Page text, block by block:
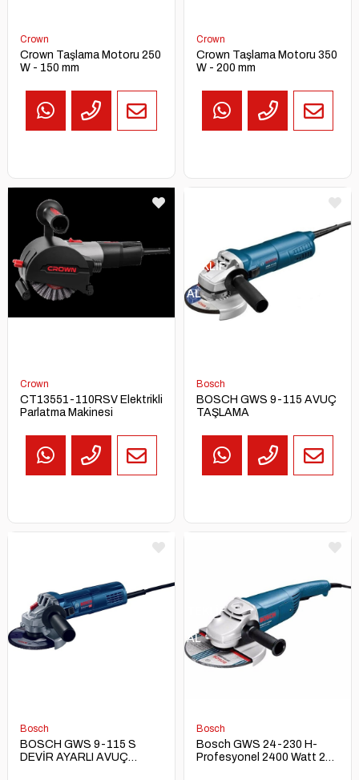
Crown
Crown Taşlama Motoru 250
W - 150 mm
Crown
Crown Taşlama Motoru 350
W - 200 mm
TEKLİF
AL
Crown
CT13551-110RSV Elektrikli
Parlatma Makinesi
Bosch
BOSCH GWS 9-115 AVUÇ
TAŞLAMA
TEKLİF
AL
Bosch
BOSCH GWS 9-115 S
DEVİR AYARLI AVUÇ
Bosch
Bosch GWS 24-230 H-
Profesyonel 2400 Watt 230